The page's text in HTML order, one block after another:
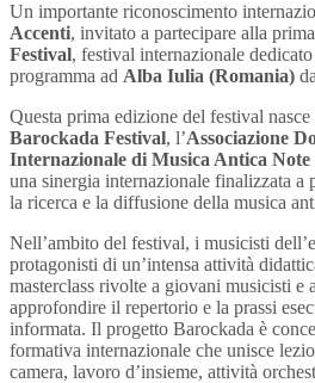
Un importante riconoscimento
Accenti, invitato a partecipare alla
Festival, festival internazionale
programma ad Alba Iulia (Romania)
Questa prima edizione del festival
Barockada Festival, l’Associazione
Internazionale di Musica Antica Note
una sinergia internazionale finalizzata a
la ricerca e la diffusione della musica
Nell’ambito del festival, i musicisti
protagonisti di un’intensa attività
masterclass rivolte a giovani musicisti e
approfondire il repertorio e la prassi
informata. Il progetto Barockada è
formativa internazionale che unisce
camera, lavoro d’insieme, attività